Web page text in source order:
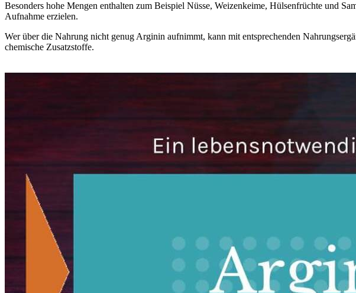
Besonders hohe Mengen enthalten zum Beispiel Nüsse, Weizenkeime, Hülsenfrüchte und
Aufnahme erzielen.
Wer über die Nahrung nicht genug Arginin aufnimmt, kann mit entsprechenden
chemische Zusatzstoffe.